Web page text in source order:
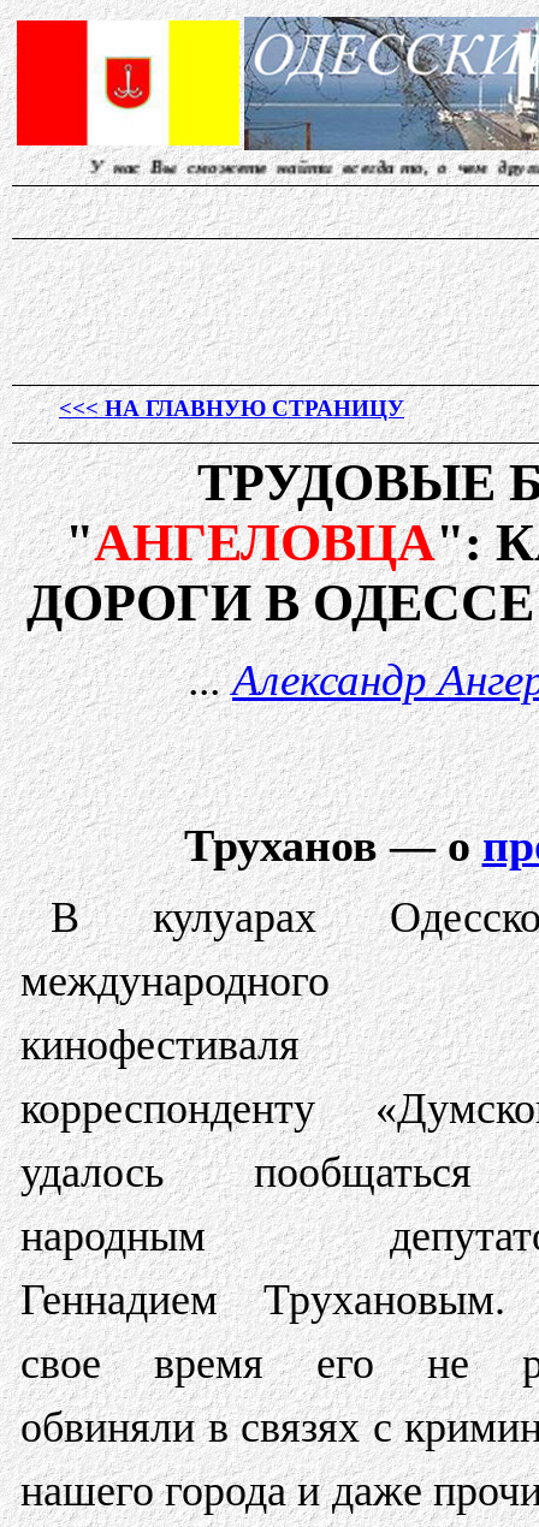
найти всегда то, о чем другие молчат...
<<< НА ГЛАВНУЮ СТРАНИЦУ
ТРУДОВЫЕ
"АНГЕЛОВЦА":
ДОРОГИ В
...Александр
Труханов — о
В кулуарах
международного
кинофестиваля
корреспонденту
удалось
народным
Геннадием
свое время его не
обвиняли в связях с
нашего города и даже